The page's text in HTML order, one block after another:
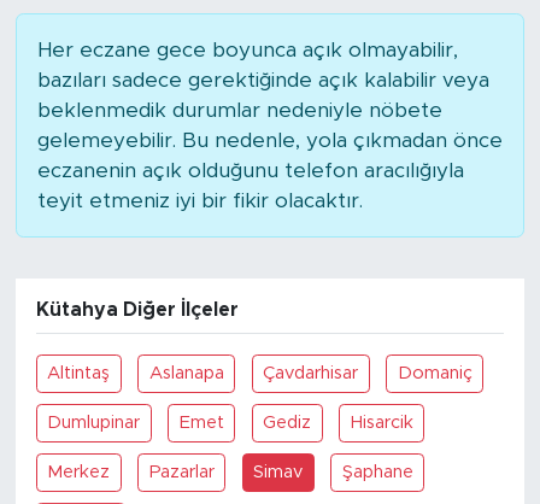
Her eczane gece boyunca açık olmayabilir,
bazıları sadece gerektiğinde açık kalabilir veya
beklenmedik durumlar nedeniyle nöbete
gelemeyebilir. Bu nedenle, yola çıkmadan önce
eczanenin açık olduğunu telefon aracılığıyla
teyit etmeniz iyi bir fikir olacaktır.
Kütahya Diğer İlçeler
Altintaş Aslanapa Çavdarhisar Domaniç
Dumlupinar Emet Gediz Hisarcik
Merkez Pazarlar Simav Şaphane